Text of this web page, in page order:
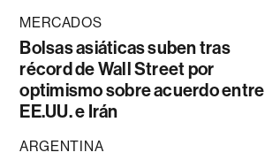
MERCADOS
Bolsas asiáticas suben tras
récord de Wall Street por
optimismo sobre acuerdo entre
EE.UU. e Irán
ARGENTINA